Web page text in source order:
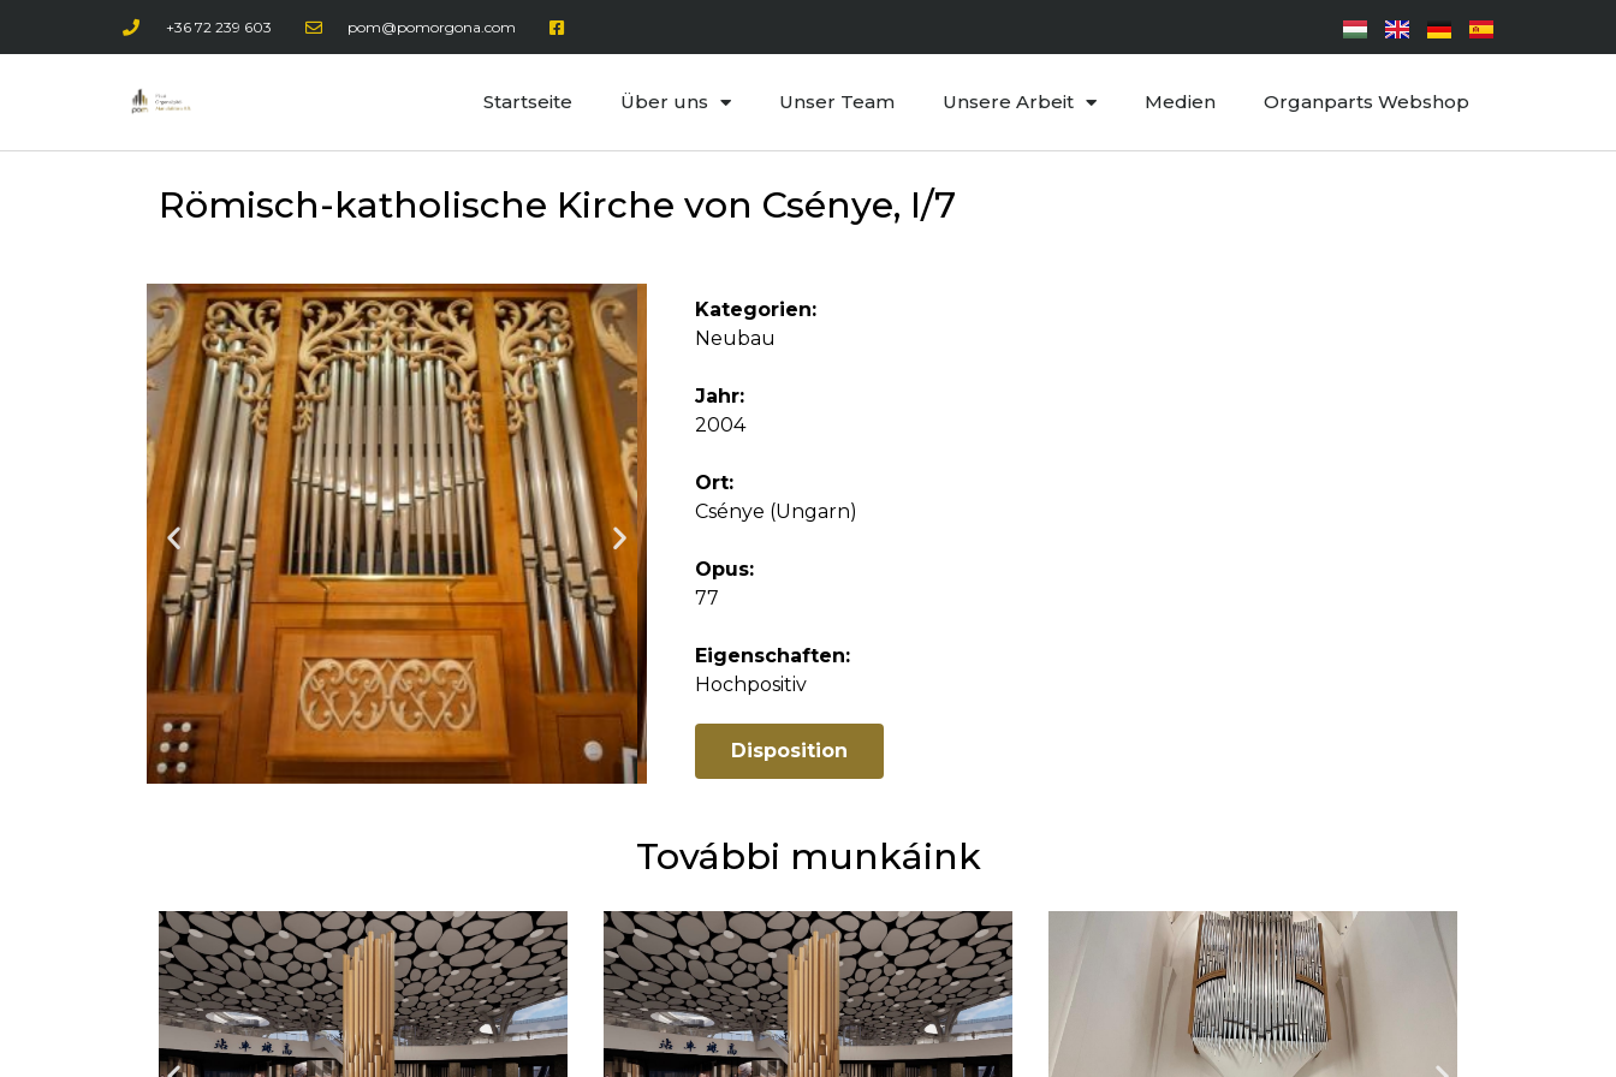
+36 72 239 603 pom@pomorgona.com
Startseite Über uns Unser Team Unsere Arbeit Medien Organparts Webshop
Römisch-katholische Kirche von Csénye, I/7
Kategorien:
Neubau
Jahr:
2004
Ort:
Csénye (Ungarn)
Opus:
77
Eigenschaften:
Hochpositiv
Disposition
További munkáink